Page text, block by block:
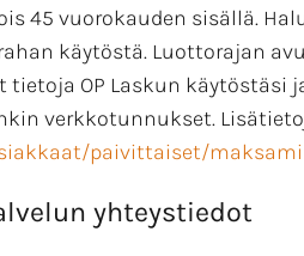
45 vuorokauden sisällä.
käytöstä. Luottorajan
tietoja OP Laskun käytöstäsi
verkkotunnukset.
paivittaiset/
yhteystiedot